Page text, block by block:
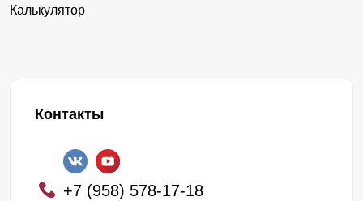
Калькулятор
Контакты
+7 (958) 578-17-18